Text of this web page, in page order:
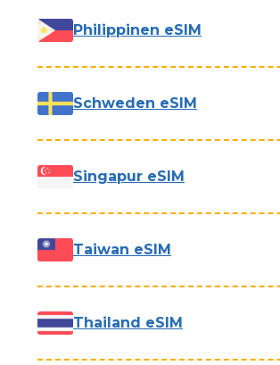
Philippinen eSIM
Schweden eSIM
Singapur eSIM
Taiwan eSIM
Thailand eSIM